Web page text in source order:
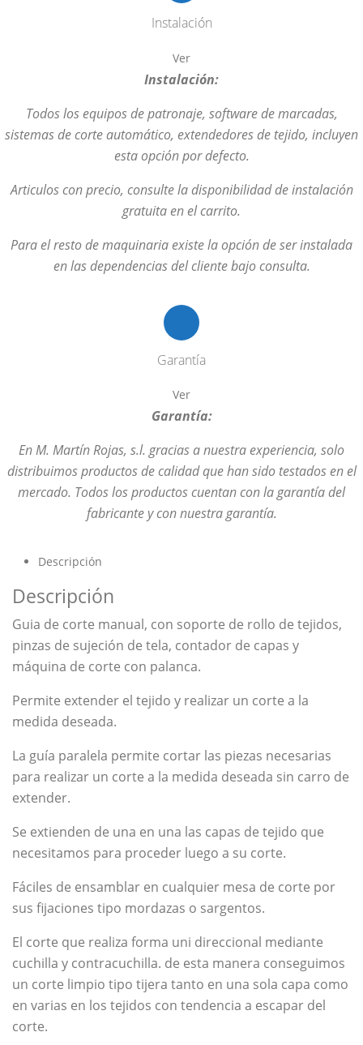
Instalación
Ver
Instalación:
Todos los equipos de patronaje, software de marcadas,
sistemas de corte automático, extendedores de tejido, incluyen
esta opción por defecto.
Articulos con precio, consulte la disponibilidad de instalación
gratuita en el carrito.
Para el resto de maquinaria existe la opción de ser instalada
en las dependencias del cliente bajo consulta.
Garantía
Ver
Garantía:
En M. Martín Rojas, s.l. gracias a nuestra experiencia, solo
distribuimos productos de calidad que han sido testados en el
mercado. Todos los productos cuentan con la garantía del
fabricante y con nuestra garantía.
Descripción
Descripción
Guia de corte manual, con soporte de rollo de tejidos,
pinzas de sujeción de tela, contador de capas y
máquina de corte con palanca.
Permite extender el tejido y realizar un corte a la
medida deseada.
La guía paralela permite cortar las piezas necesarias
para realizar un corte a la medida deseada sin carro de
extender.
Se extienden de una en una las capas de tejido que
necesitamos para proceder luego a su corte.
Fáciles de ensamblar en cualquier mesa de corte por
sus fijaciones tipo mordazas o sargentos.
El corte que realiza forma uni direccional mediante
cuchilla y contracuchilla. de esta manera conseguimos
un corte limpio tipo tijera tanto en una sola capa como
en varias en los tejidos con tendencia a escapar del
corte.